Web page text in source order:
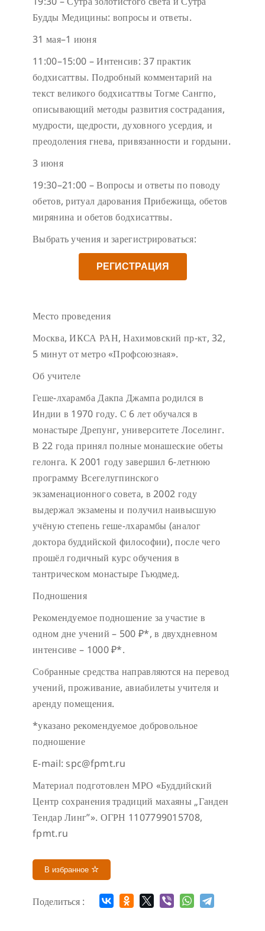
Будды Медицины: вопросы и ответы.
31 мая–1 июня
11:00–15:00 – Интенсив: 37 практик
бодхисаттвы. Подробный комментарий на
текст великого бодхисаттвы Тогме Сангпо,
описывающий методы развития сострадания,
мудрости, щедрости, духовного усердия, и
преодоления гнева, привязанности и гордыни.
3 июня
19:30–21:00 – Вопросы и ответы по поводу
обетов, ритуал дарования Прибежища, обетов
мирянина и обетов бодхисаттвы.
Выбрать учения и зарегистрироваться:
РЕГИСТРАЦИЯ
Место проведения
Москва, ИКСА РАН, Нахимовский пр-кт, 32,
5 минут от метро «Профсоюзная».
Об учителе
Геше-лхарамба Дакпа Джампа родился в
Индии в 1970 году. С 6 лет обучался в
монастыре Дрепунг, университете Лоселинг.
В 22 года принял полные монашеские обеты
гелонга. К 2001 году завершил 6-летнюю
программу Всегелугпинского
экзаменационного совета, в 2002 году
выдержал экзамены и получил наивысшую
учёную степень геше-лхарамбы (аналог
доктора буддийской философии), после чего
прошёл годичный курс обучения в
тантрическом монастыре Гьюдмед.
Подношения
Рекомендуемое подношение за участие в
одном дне учений – 500 ₽*, в двухдневном
интенсиве – 1000 ₽*.
Собранные средства направляются на перевод
учений, проживание, авиабилеты учителя и
аренду помещения.
*указано рекомендуемое добровольное
подношение
E-mail: spc@fpmt.ru
Материал подготовлен МРО «Буддийский
Центр сохранения традиций махаяны „Ганден
Тендар Линг”». ОГРН 1107799015708,
fpmt.ru
В избранное
Поделиться :